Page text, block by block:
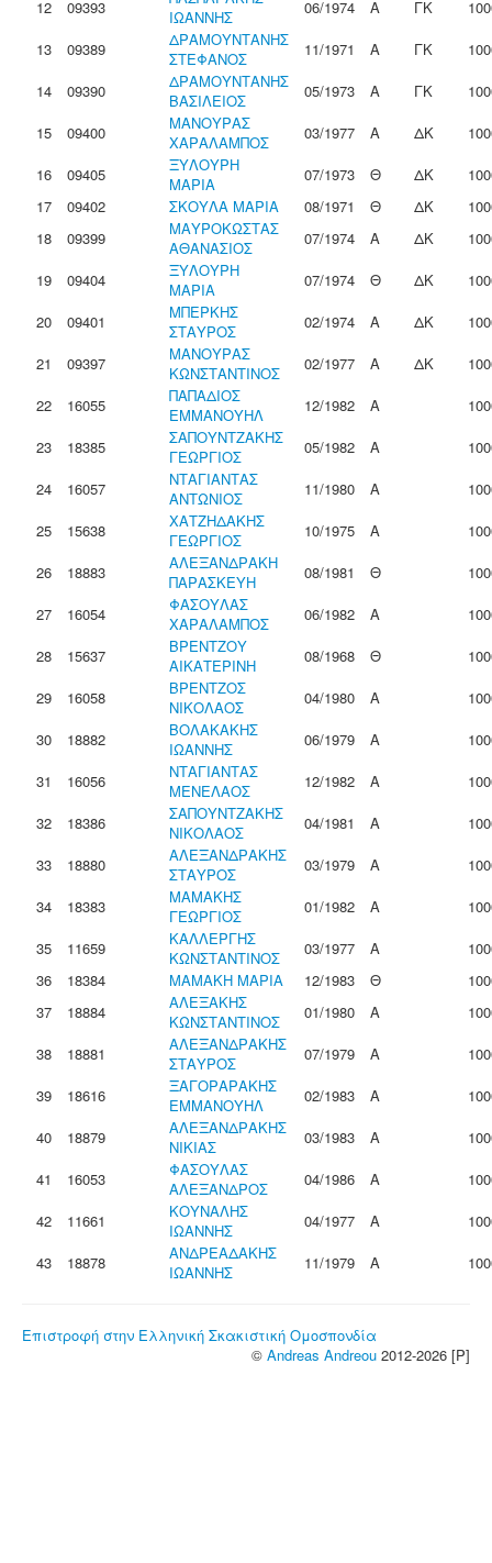
12
09393
ΙΩΑΝΝΗΣ
06/1974 Α ΓΚ
13
09389
ΔΡΑΜΟΥΝΤΑΝΗΣ
ΣΤΕΦΑΝΟΣ
11/1971 Α ΓΚ
14
09390
ΔΡΑΜΟΥΝΤΑΝΗΣ
ΒΑΣΙΛΕΙΟΣ
05/1973 Α ΓΚ
15
09400
ΜΑΝΟΥΡΑΣ
ΧΑΡΑΛΑΜΠΟΣ
03/1977 Α ΔΚ
16
09405
ΞΥΛΟΥΡΗ
ΜΑΡΙΑ
07/1973 Θ ΔΚ
17
09402 ΣΚΟΥΛΑ ΜΑΡΙΑ 08/1971 Θ ΔΚ
18
09399
ΜΑΥΡΟΚΩΣΤΑΣ
ΑΘΑΝΑΣΙΟΣ
07/1974 Α ΔΚ
19
09404
ΞΥΛΟΥΡΗ
ΜΑΡΙΑ
07/1974 Θ ΔΚ
20
09401
ΜΠΕΡΚΗΣ
ΣΤΑΥΡΟΣ
02/1974 Α ΔΚ
21
09397
ΜΑΝΟΥΡΑΣ
ΚΩΝΣΤΑΝΤΙΝΟΣ
02/1977 Α ΔΚ
22
16055
ΠΑΠΑΔΙΟΣ
ΕΜΜΑΝΟΥΗΛ
12/1982 Α
23
18385
ΣΑΠΟΥΝΤΖΑΚΗΣ
ΓΕΩΡΓΙΟΣ
05/1982 Α
24
16057
ΝΤΑΓΙΑΝΤΑΣ
ΑΝΤΩΝΙΟΣ
11/1980 Α
25
15638
ΧΑΤΖΗΔΑΚΗΣ
ΓΕΩΡΓΙΟΣ
10/1975 Α
26
18883
ΑΛΕΞΑΝΔΡΑΚΗ
ΠΑΡΑΣΚΕΥΗ
08/1981 Θ
27
16054
ΦΑΣΟΥΛΑΣ
ΧΑΡΑΛΑΜΠΟΣ
06/1982 Α
28
15637
ΒΡΕΝΤΖΟΥ
ΑΙΚΑΤΕΡΙΝΗ
08/1968 Θ
29
16058
ΒΡΕΝΤΖΟΣ
ΝΙΚΟΛΑΟΣ
04/1980 Α
30
18882
ΒΟΛΑΚΑΚΗΣ
ΙΩΑΝΝΗΣ
06/1979 Α
31
16056
ΝΤΑΓΙΑΝΤΑΣ
ΜΕΝΕΛΑΟΣ
12/1982 Α
32
18386
ΣΑΠΟΥΝΤΖΑΚΗΣ
ΝΙΚΟΛΑΟΣ
04/1981 Α
33
18880
ΑΛΕΞΑΝΔΡΑΚΗΣ
ΣΤΑΥΡΟΣ
03/1979 Α
34
18383
ΜΑΜΑΚΗΣ
ΓΕΩΡΓΙΟΣ
01/1982 Α
35
11659
ΚΑΛΛΕΡΓΗΣ
ΚΩΝΣΤΑΝΤΙΝΟΣ
03/1977 Α
36
18384 ΜΑΜΑΚΗ ΜΑΡΙΑ 12/1983 Θ
37
18884
ΑΛΕΞΑΚΗΣ
ΚΩΝΣΤΑΝΤΙΝΟΣ
01/1980 Α
38
18881
ΑΛΕΞΑΝΔΡΑΚΗΣ
ΣΤΑΥΡΟΣ
07/1979 Α
39
18616
ΞΑΓΟΡΑΡΑΚΗΣ
ΕΜΜΑΝΟΥΗΛ
02/1983 Α
40
18879
ΑΛΕΞΑΝΔΡΑΚΗΣ
ΝΙΚΙΑΣ
03/1983 Α
41
16053
ΦΑΣΟΥΛΑΣ
ΑΛΕΞΑΝΔΡΟΣ
04/1986 Α
42
11661
ΚΟΥΝΑΛΗΣ
ΙΩΑΝΝΗΣ
04/1977 Α
43
18878
ΑΝΔΡΕΑΔΑΚΗΣ
ΙΩΑΝΝΗΣ
11/1979 Α
Επιστροφή στην Ελληνική Σκακιστική Ομοσπονδία
© Andreas Andreou 2012-2026 [P]